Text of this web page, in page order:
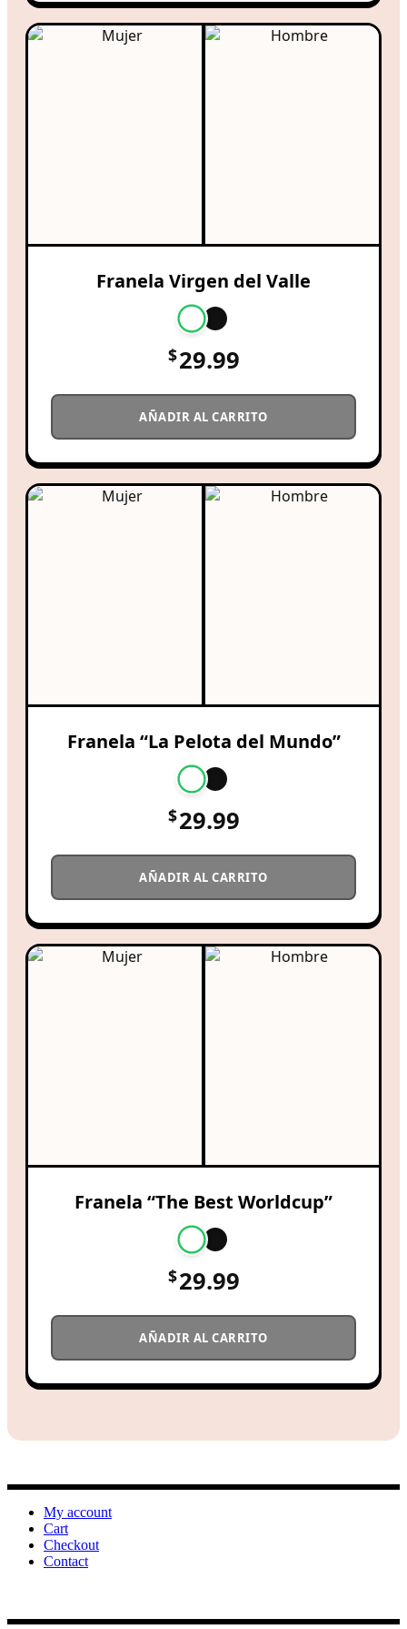
Franela Virgen del Valle
$29.99
AÑADIR AL CARRITO
Franela “La Pelota del Mundo”
$29.99
AÑADIR AL CARRITO
Franela “The Best Worldcup”
$29.99
AÑADIR AL CARRITO
My account
Cart
Checkout
Contact